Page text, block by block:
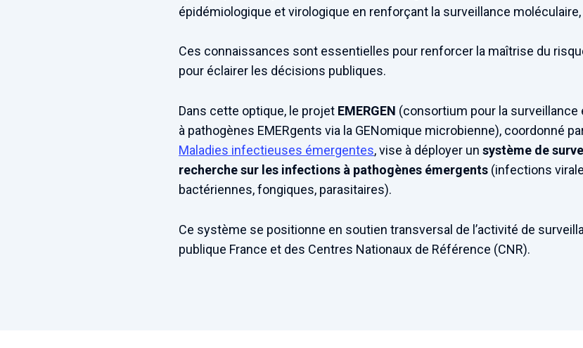
épidémiologique et virologique en renforçant la surveillance
Ces connaissances sont essentielles pour renforcer la maîtrise du
pour éclairer les décisions publiques.
Dans cette optique, le projet EMERGEN (consortium pour la
à pathogènes EMERgents via la GENomique microbienne), coordonné
Maladies infectieuses émergentes, vise à déployer un système de
recherche sur les infections à pathogènes émergents (infections
bactériennes, fongiques, parasitaires).
Ce système se positionne en soutien transversal de l’activité de
publique France et des Centres Nationaux de Référence (CNR).